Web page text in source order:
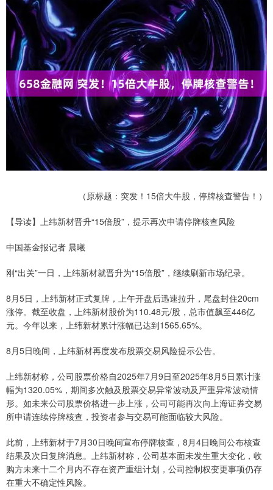
（原标题：突发！15倍大牛股，停牌核查警告！）
【导读】上纬新材晋升“15倍股”，提示再次申请停牌核查风险
中国基金报记者 晨曦
刚“出关”一日，上纬新材就晋升为“15倍股”，继续刷新市场纪录。
8月5日，上纬新材正式复牌，上午开盘后迅速拉升，尾盘封住20cm
涨停。截至收盘，上纬新材股价为110.48元/股，总市值飙至446亿
元。今年以来，上纬新材累计涨幅已达到1565.65%。
8月5日晚间，上纬新材再度发布股票交易风险提示公告。
上纬新材称，公司股票价格自2025年7月9日至2025年8月5日累计涨
幅为1320.05%，期间多次触及股票交易异常波动及严重异常波动情
形。如未来公司股票价格进一步上涨，公司可能再次向上海证券交易
所申请连续停牌核查，投资者参与交易可能面临较大风险。
此前，上纬新材于7月30日晚间宣布停牌核查，8月4日晚间公布核查
结果及次日复牌消息。上纬新材称，公司基本面未发生重大变化，收
购方未来十二个月内不存在资产重组计划，公司控制权变更事项仍存
在重大不确定性风险。